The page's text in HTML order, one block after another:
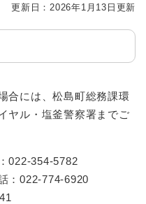
更新日：2026年1月13日更新
合には、松島町総務課環
ヤル・塩釜警察署までご
022-354-5782
：022-774-6920